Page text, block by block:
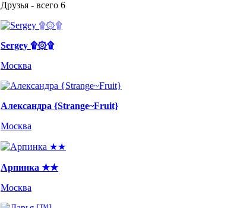
Друзья - всего 6
Sergey ۩۞۩
Москва
Александра {Strange~Fruit}
Москва
Арпинка ★★
Москва